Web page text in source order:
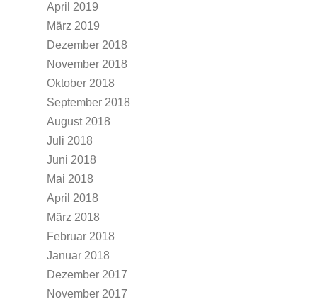
April 2019
März 2019
Dezember 2018
November 2018
Oktober 2018
September 2018
August 2018
Juli 2018
Juni 2018
Mai 2018
April 2018
März 2018
Februar 2018
Januar 2018
Dezember 2017
November 2017